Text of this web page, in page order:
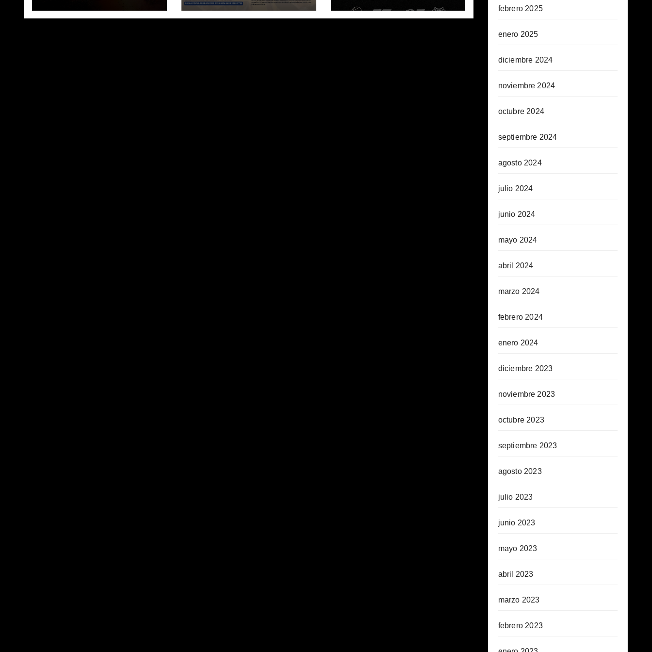
febrero 2025
enero 2025
diciembre 2024
noviembre 2024
octubre 2024
septiembre 2024
agosto 2024
julio 2024
junio 2024
mayo 2024
abril 2024
marzo 2024
febrero 2024
enero 2024
diciembre 2023
noviembre 2023
octubre 2023
septiembre 2023
agosto 2023
julio 2023
junio 2023
mayo 2023
abril 2023
marzo 2023
febrero 2023